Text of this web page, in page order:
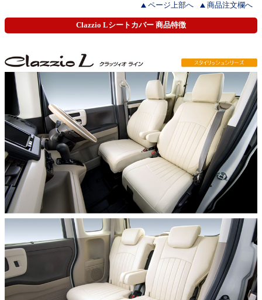
ページ上部へ 商品注文欄へ
Clazzio Lシートカバー 商品特徴